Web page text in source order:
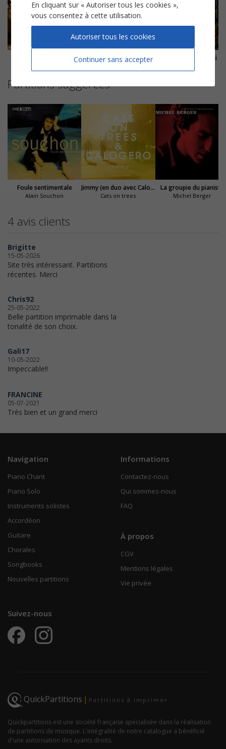
Pomme C On fait comme si
Partitions suggérées
Foule sentimentale
Alain Souchon
Jimmy (en duo avec Calogero)
Cats on trees
La groupie du pianiste
Michel Berger
4 avis clients
Brigitte
15-05-2026
Site très intéressant. Partitions
récentes. Merci
Chris92
25-05-2022
Belle partition imprimable dans la
tonalité de son choix.
Gali17
10-05-2022
Impeccable!!
FRANCINE
05-07-2021
Très bien et un grand merci
Navigation
Piano Chant
Piano Solo
Instruments solistes
Accordéon
Guitare
Chorales
Songbooks
Nouvelles partitions
Informations
Contactez-nous
Qui sommes-nous
FAQ
À propos
CGV
Mentions légales
Vie privée
Suivez-nous
QuickPartitions | Partitions à imprimer
Quickpartitions est une société française spécialisée dans la réalisation
de partitions de musique. L'intégralité de notre catalogue a bénéficié
d'une autorisation des ayants droits.
En cliquant sur « Autoriser tous les cookies »,
vous consentez à cette utilisation.
Continuer sans accepter
Autoriser tous les cookies